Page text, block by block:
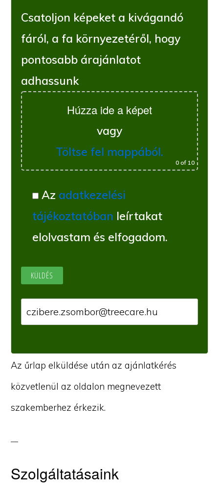
Csatoljon képeket a kivágandó
fáról, a fa környezetéről, hogy
pontosabb árajánlatot
adhassunk
Húzza ide a képet
vagy
Töltse fel mappából.
0of 10
Az adatkezelési
tájékoztatóban leírtakat
elolvastam és elfogadom.
Az űrlap elküldése után az ajánlatkérés
közvetlenül az oldalon megnevezett
szakemberhez érkezik.
Szolgáltatásaink